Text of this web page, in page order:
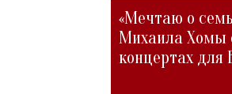
«Мечтаю о
Михаила Хомы
концертах для